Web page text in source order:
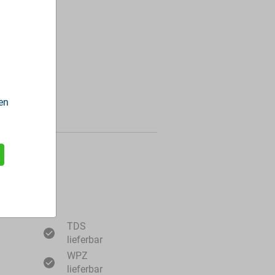
TDS
lieferbar
WPZ
lieferbar